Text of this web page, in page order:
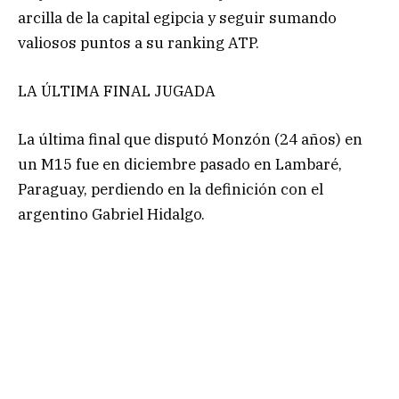
arcilla de la capital egipcia y seguir sumando
valiosos puntos a su ranking ATP.
LA ÚLTIMA FINAL JUGADA
La última final que disputó Monzón (24 años) en
un M15 fue en diciembre pasado en Lambaré,
Paraguay, perdiendo en la definición con el
argentino Gabriel Hidalgo.